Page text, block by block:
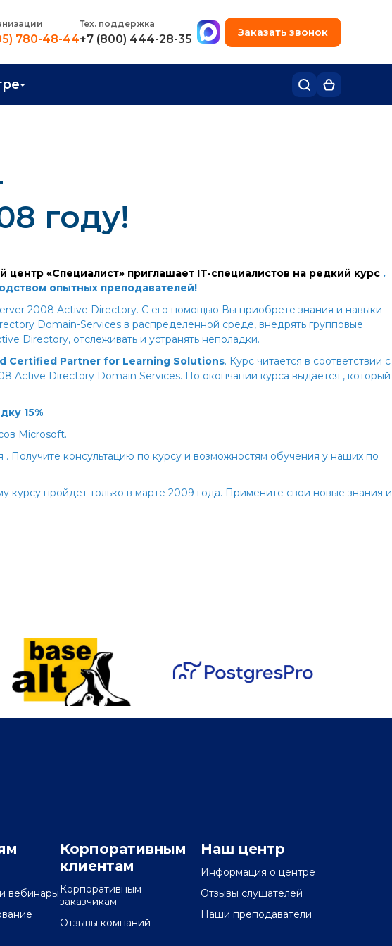
780-48-44
Тех. поддержка
+7 (800) 444-28-35
+7 (495) 780-48-49
Заказать звонок
году!
центр «Специалист» приглашает IT-специалистов на редкий курс .
опытных преподавателей!
2008 Active Directory. С его помощью Вы приобрете знания и навыки
Domain-Services в распределенной среде, внедрять групповые
Directory, отслеживать и устранять неполадки.
Certified Partner for Learning Solutions. Курс читается в соответствии с
Active Directory Domain Services. По окончании курса выдаётся , который
15%.
Microsoft.
. Получите консультацию по курсу и возможностям обучения у наших по
курсу пройдет только в марте 2009 года. Примените свои новые знания и
вебинары
Корпоративным
клиентам
Корпоративным
заказчикам
Отзывы компаний
Наш центр
Информация о центре
Отзывы слушателей
Наши преподаватели